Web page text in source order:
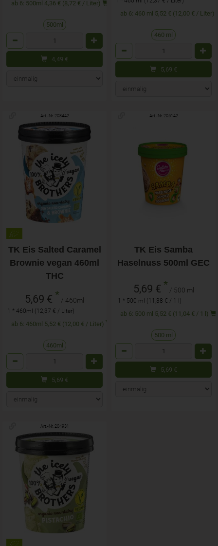
ab 6: 500ml 4,36 € (8,72 € / Liter)
500ml
4,49 €
ab 6: 460 ml 5,52 € (12,00 € / Liter)
460 ml
5,69 €
Art.-Nr. 203442
TK Eis Salted Caramel
Brownie vegan 460ml
THC
5,69 € * / 460ml
1 * 460ml (12,37 € / Liter)
ab 6: 460ml 5,52 € (12,00 € / Liter)
460ml
5,69 €
Art.-Nr. 205142
TK Eis Samba
Haselnuss 500ml GEC
5,69 € * / 500 ml
1 * 500 ml (11,38 € / 1 l)
ab 6: 500 ml 5,52 € (11,04 € / 1 l)
500 ml
5,69 €
Art.-Nr. 204931